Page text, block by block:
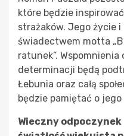
które będzie
strażaków. Jego życie i
świadectwem motta
ratunek”.
determinacji będą
Łebunia oraz całą
będzie pamiętać o
Wieczny odpoczynek